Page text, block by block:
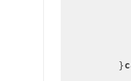
        }